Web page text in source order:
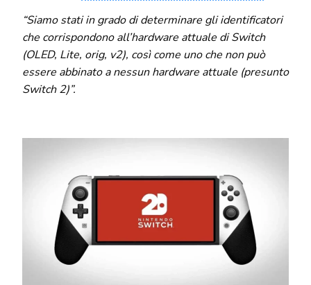
“Siamo stati in grado di determinare gli identificatori
che corrispondono all’hardware attuale di Switch
(OLED, Lite, orig, v2), così come uno che non può
essere abbinato a nessun hardware attuale (presunto
Switch 2)”.